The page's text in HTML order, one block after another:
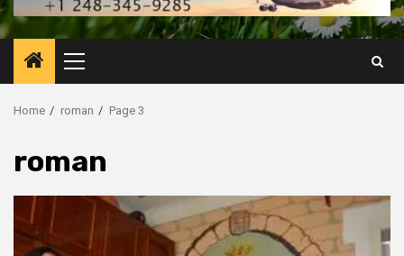
Primary
Menu
Home roman Page 3
roman